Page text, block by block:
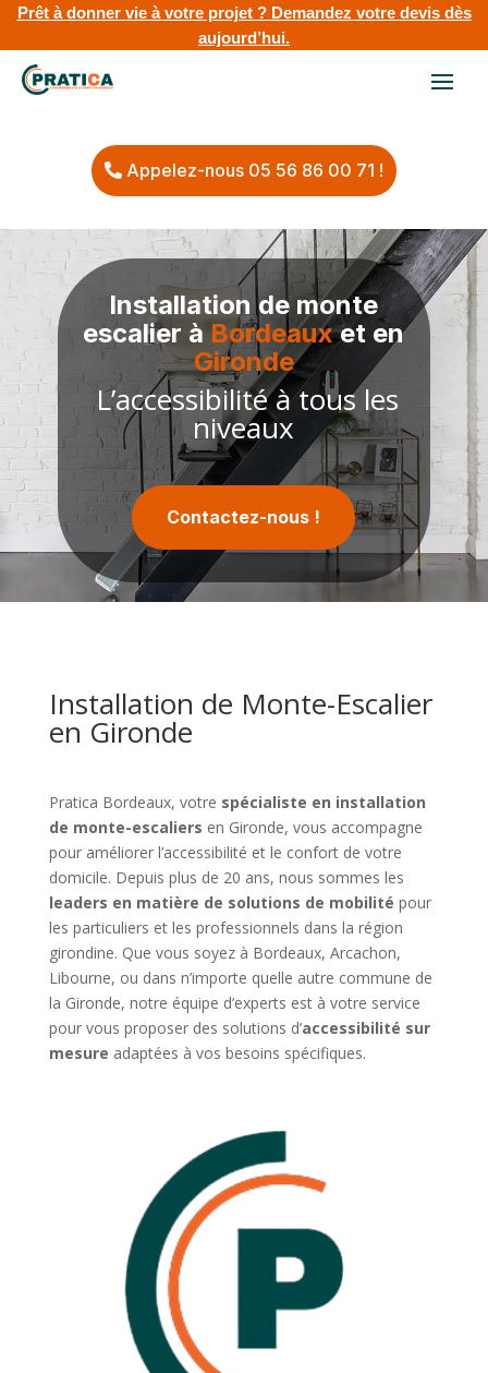
Prêt à donner vie à votre projet ? Demandez votre devis dès
aujourd’hui.
Appelez-nous 05 56 86 00 71 !
Installation de monte
escalier à Bordeauxet en
Gironde
L’accessibilité à tous les
niveaux
Contactez-nous !
Installation de Monte-Escalier
en Gironde
Pratica Bordeaux, votre spécialiste en installation
de monte-escaliers en Gironde, vous accompagne
pour améliorer l’accessibilité et le confort de votre
domicile. Depuis plus de 20 ans, nous sommes les
leaders en matière de solutions de mobilité pour
les particuliers et les professionnels dans la région
girondine. Que vous soyez à Bordeaux, Arcachon,
Libourne, ou dans n’importe quelle autre commune de
la Gironde, notre équipe d’experts est à votre service
pour vous proposer des solutions d’accessibilité sur
mesure adaptées à vos besoins spécifiques.